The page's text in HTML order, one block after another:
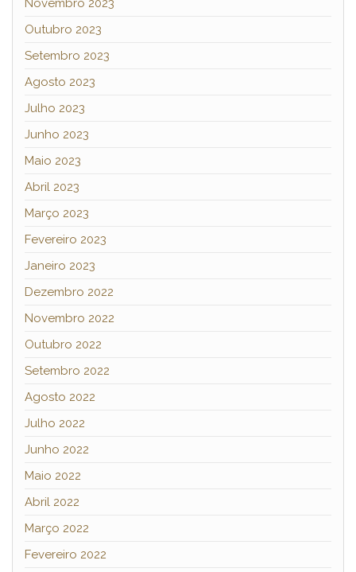
Novembro 2023
Outubro 2023
Setembro 2023
Agosto 2023
Julho 2023
Junho 2023
Maio 2023
Abril 2023
Março 2023
Fevereiro 2023
Janeiro 2023
Dezembro 2022
Novembro 2022
Outubro 2022
Setembro 2022
Agosto 2022
Julho 2022
Junho 2022
Maio 2022
Abril 2022
Março 2022
Fevereiro 2022